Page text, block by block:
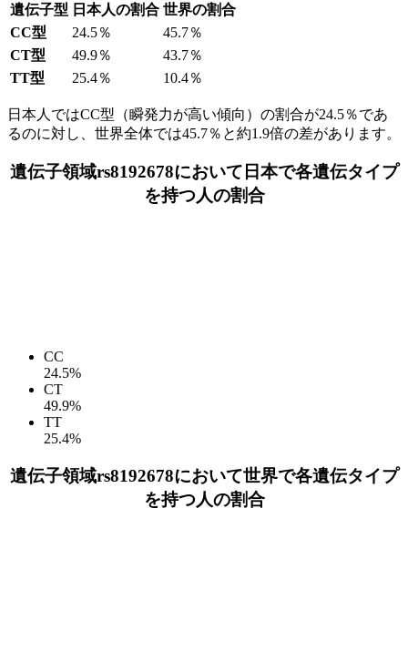
遺伝子型 日本人の割合 世界の割合
CC型
24.5％
45.7％
CT型
49.9％
43.7％
TT型
25.4％ 10.4％
日本人ではCC型（瞬発力が高い傾向）の割合が24.5％であ
るのに対し、世界全体では45.7％と約1.9倍の差があります。
遺伝子領域rs8192678において日本で各遺伝タイプ
を持つ人の割合
CC
24.5%
CT
49.9%
TT
25.4%
遺伝子領域rs8192678において世界で各遺伝タイプ
を持つ人の割合